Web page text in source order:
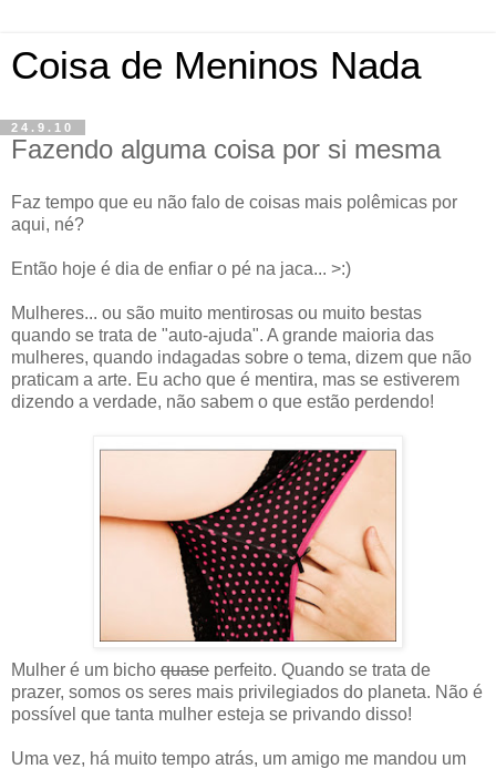
Coisa de Meninos Nada
24.9.10
Fazendo alguma coisa por si mesma
Faz tempo que eu não falo de coisas mais polêmicas por
aqui, né?
Então hoje é dia de enfiar o pé na jaca... >:)
Mulheres... ou são muito mentirosas ou muito bestas
quando se trata de "auto-ajuda". A grande maioria das
mulheres, quando indagadas sobre o tema, dizem que não
praticam a arte. Eu acho que é mentira, mas se estiverem
dizendo a verdade, não sabem o que estão perdendo!
Mulher é um bicho quase perfeito. Quando se trata de
prazer, somos os seres mais privilegiados do planeta. Não é
possível que tanta mulher esteja se privando disso!
Uma vez, há muito tempo atrás, um amigo me mandou um